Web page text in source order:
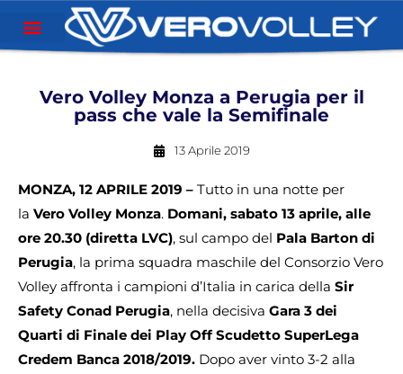
Vero Volley Monza a Perugia per il
pass che vale la Semifinale
13 Aprile 2019
MONZA, 12 APRILE 2019 – Tutto in una notte per
la Vero Volley Monza. Domani, sabato 13 aprile, alle
ore 20.30 (diretta LVC), sul campo del Pala Barton di
Perugia, la prima squadra maschile del Consorzio Vero
Volley affronta i campioni d’Italia in carica della Sir
Safety Conad Perugia, nella decisiva Gara 3 dei
Quarti di Finale dei Play Off Scudetto SuperLega
Credem Banca 2018/2019. Dopo aver vinto 3-2 alla